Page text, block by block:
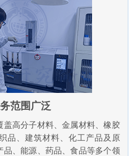
范围广泛
盖高分子材料、金属材料、橡胶
品、建筑材料、化工产品及原
品、能源、药品、食品等多个领